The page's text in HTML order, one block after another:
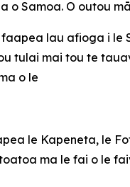
o Samoa. O outou
lau afioga i le
tulai mai tou te
o le
le Kapeneta, le
ma le fai o le